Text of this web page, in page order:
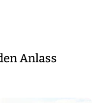
Anlass